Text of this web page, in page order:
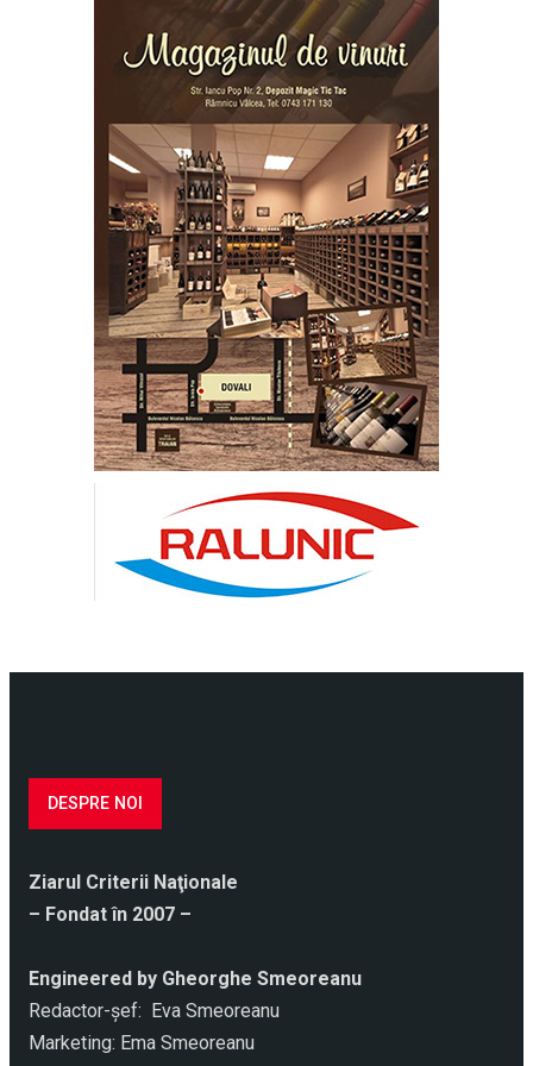
DESPRE NOI
Ziarul Criterii Naţionale
– Fondat în 2007 –
Engineered by Gheorghe Smeoreanu
Redactor-şef: Eva Smeoreanu
Marketing: Ema Smeoreanu